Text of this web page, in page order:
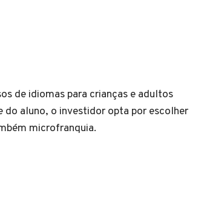
de idiomas para crianças e adultos
aluno, o investidor opta por escolher
microfranquia.